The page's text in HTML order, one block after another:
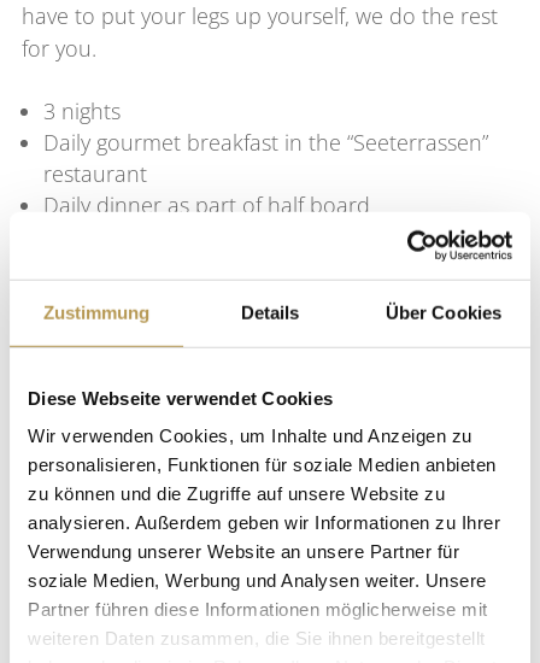
Zustimmung Details Über Cookies
Diese Webseite verwendet Cookies
Wir verwenden Cookies, um Inhalte und Anzeigen zu
personalisieren, Funktionen für soziale Medien anbieten
zu können und die Zugriffe auf unsere Website zu
analysieren. Außerdem geben wir Informationen zu Ihrer
Verwendung unserer Website an unsere Partner für
soziale Medien, Werbung und Analysen weiter. Unsere
Partner führen diese Informationen möglicherweise mit
weiteren Daten zusammen, die Sie ihnen bereitgestellt
have to put your legs up yourself, we do the rest
for you.
3 nights
Daily gourmet breakfast in the “Seeterrassen”
restaurant
Daily dinner as part of half board
A relaxing treatment with “island ingredients” in
An application “Davita Light Shower” to promote
your good mood
Bathrobe and wellness slippers for the time of
your stay
Free high-speed WLAN
Car parking space worth 15 € per day
Overnight stays:
3 nights
Price: